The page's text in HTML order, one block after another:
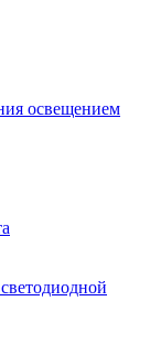
освещением